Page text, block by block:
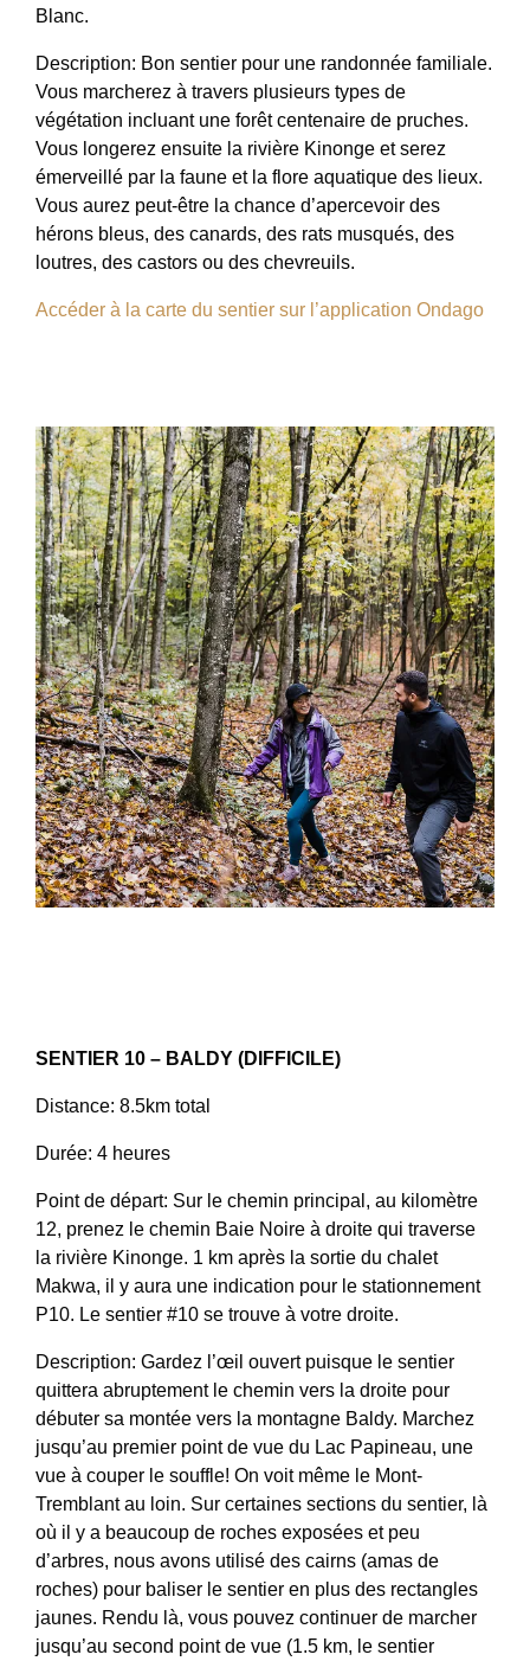
Blanc.
Description: Bon sentier pour une randonnée familiale.
Vous marcherez à travers plusieurs types de
végétation incluant une forêt centenaire de pruches.
Vous longerez ensuite la rivière Kinonge et serez
émerveillé par la faune et la flore aquatique des lieux.
Vous aurez peut-être la chance d’apercevoir des
hérons bleus, des canards, des rats musqués, des
loutres, des castors ou des chevreuils.
Accéder à la carte du sentier sur l’application Ondago
SENTIER 10 – BALDY (DIFFICILE)
Distance: 8.5km total
Durée: 4 heures
Point de départ: Sur le chemin principal, au kilomètre
12, prenez le chemin Baie Noire à droite qui traverse
la rivière Kinonge. 1 km après la sortie du chalet
Makwa, il y aura une indication pour le stationnement
P10. Le sentier #10 se trouve à votre droite.
Description: Gardez l’œil ouvert puisque le sentier
quittera abruptement le chemin vers la droite pour
débuter sa montée vers la montagne Baldy. Marchez
jusqu’au premier point de vue du Lac Papineau, une
vue à couper le souffle! On voit même le Mont-
Tremblant au loin. Sur certaines sections du sentier, là
où il y a beaucoup de roches exposées et peu
d’arbres, nous avons utilisé des cairns (amas de
roches) pour baliser le sentier en plus des rectangles
jaunes. Rendu là, vous pouvez continuer de marcher
jusqu’au second point de vue (1.5 km, le sentier